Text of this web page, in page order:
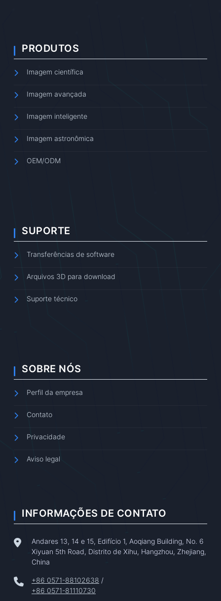
PRODUTOS
Imagem científica
Imagem avançada
Imagem inteligente
Imagem astronômica
OEM/ODM
SUPORTE
Transferências de software
Arquivos 3D para download
Suporte técnico
SOBRE NÓS
Perfil da empresa
Contato
Privacidade
Aviso legal
INFORMAÇÕES DE CONTATO
Andares 13, 14 e 15, Edifício 1, Aoqiang Building, No. 6
Xiyuan 5th Road, Distrito de Xihu, Hangzhou, Zhejiang,
China
+86 0571-88102638 /
+86 0571-81110730